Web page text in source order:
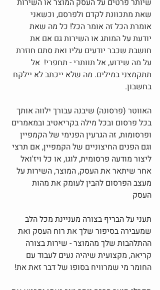
שיותר פרטים על העסק המוצר או השירות
שאת מתכוונת לקדם ולפרסם, וכשאני
אומרת הכל זה אומר הכל! כל מה שאת
יודעת על המותג או השירות גם אם את
חושבת שכבר יודעים עליו ואת סתם חוזרת
על מה שידוע, אל תוותרי - תחפרי!  אל
תתקמצני במילים. מה שלא ייכתב לא יילקח
בחשבון.
האווטר (פרסונה) שיבנה עבורך ילווה אותך
בכל פרסום ובכל מילה בקריאטיב ובמאמרים
ופרסומות, זה הגרעין הפנימי של הקמפיין
וגם הפנים החיצוניים של הקמפיין, אם תרצי
ליצור מודעה פרסומית, לוגו, או כל ויז'ואל
אחר שיתאר את העסק, המוצר, השירות על
מעצב הפרסום להבין לעומק את מהות
העסק
תעני על הבריף בצורה מעניינת מכל הלב
שמעבירה בסיפור שלך את רוח העסק ואת
ההתלהבות שלך מהמוצר - שירות בצורה
קריאה, מקצועית שיהיה נעים לעבוד עם
החומר מי שמרוויח בסופו של דבר זאת את!